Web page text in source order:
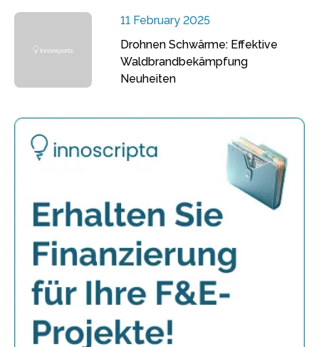
11 February 2025
Drohnen Schwärme: Effektive
Waldbrandbekämpfung
Neuheiten